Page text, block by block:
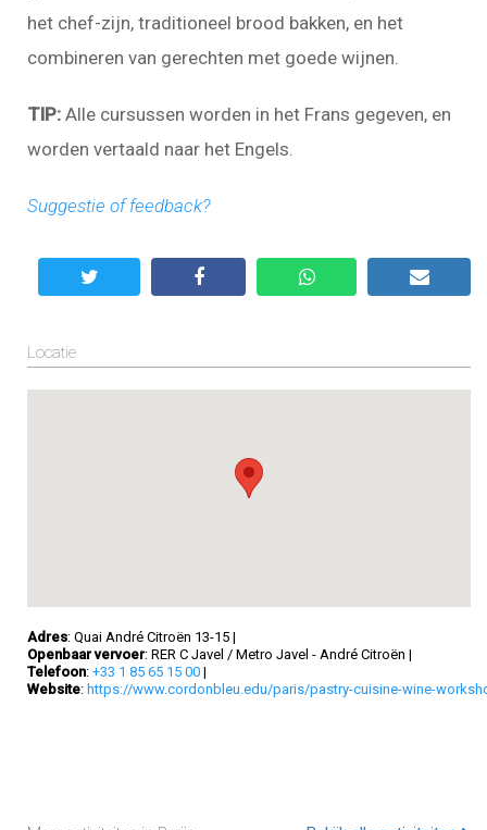
het chef-zijn, traditioneel brood bakken, en het
combineren van gerechten met goede wijnen.
TIP: Alle cursussen worden in het Frans gegeven, en
worden vertaald naar het Engels.
Suggestie of feedback?
Locatie
Adres: Quai André Citroën 13-15 |
Openbaar vervoer: RER C Javel / Metro Javel - André Citroën |
Telefoon: +33 1 85 65 15 00 |
Website: https://www.cordonbleu.edu/paris/pastry-cuisine-wine-